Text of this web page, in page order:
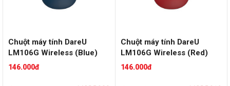
Chuột máy tính DareU
LM106G Wireless (Blue)
146.000đ
Chuột máy tính DareU
LM106G Wireless (Red)
146.000đ